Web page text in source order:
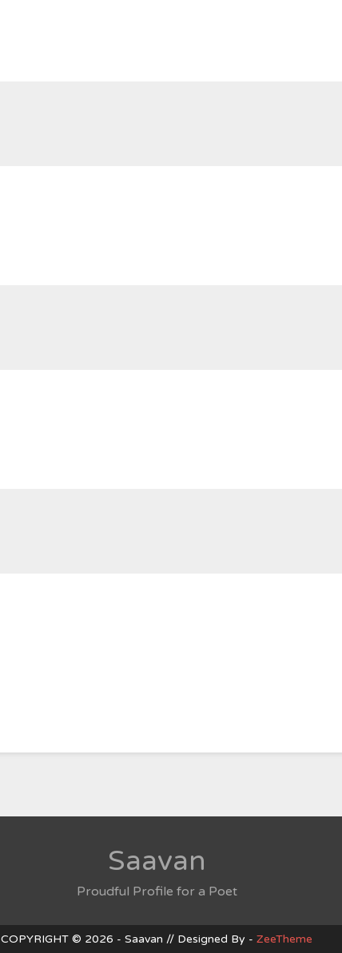
Saavan
Proudful Profile for a Poet
COPYRIGHT © 2026 - Saavan // Designed By - ZeeTheme